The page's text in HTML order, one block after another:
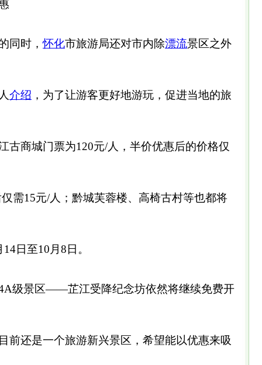
同时，怀化市旅游局还对市内除漂流景区之外
介绍 ，为了让游客更好地游玩，促进当地的旅
古商城门票为120元/人，半价优惠后的价格仅
需15元/人；黔城芙蓉楼、高椅古村等也都将
日至10月8日。
景区——芷江受降纪念坊依然将继续免费开
前还是一个旅游新兴景区，希望能以优惠来吸